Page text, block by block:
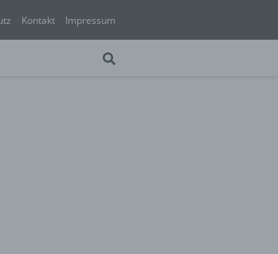
Kontakt Impressum